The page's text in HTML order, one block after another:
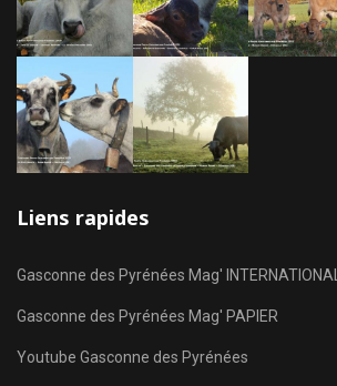
Liens rapides
Gasconne des Pyrénées Mag' INTERNATIONAL
Gasconne des Pyrénées Mag' PAPIER
Youtube Gasconne des Pyrénées